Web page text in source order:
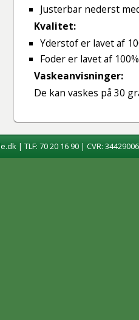
Justerbar nederst
Kvalitet:
Yderstof er lavet af
Foder er lavet af
Vaskeanvisninger:
De kan vaskes på 30
| TLF: 70 20 16 90 | CVR: